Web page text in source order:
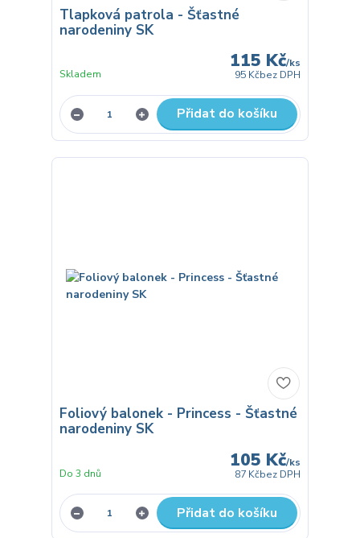
Tlapková patrola - Šťastné
narodeniny SK
115 Kč/ks
95 Kčbez DPH
Skladem
Přidat do košíku
Foliový balonek - Princess - Šťastné
narodeniny SK
105 Kč/ks
87 Kčbez DPH
Do 3 dnů
Přidat do košíku